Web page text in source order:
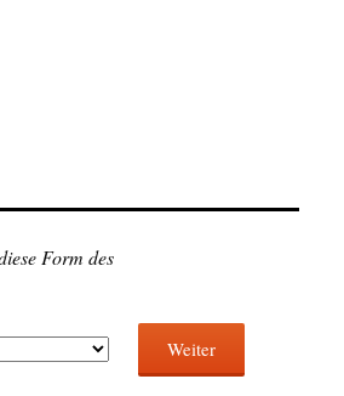
Form des
Weiter